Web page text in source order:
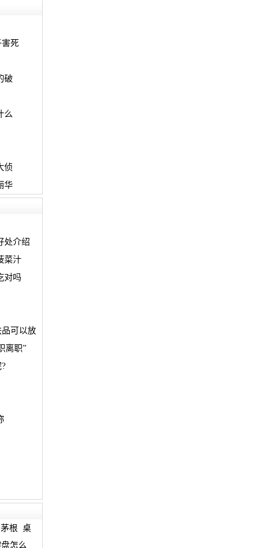
死
破
么
侦
华
处介绍
菜汁
对吗
可以放
离职”
茅根 桌
怎么